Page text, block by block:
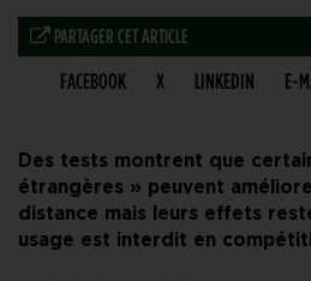
PARTAGER CET ARTICLE
FACEBOOK X LINKEDIN E-
Des tests montrent que
étrangères » peuvent
distance mais leurs effets
usage est interdit en